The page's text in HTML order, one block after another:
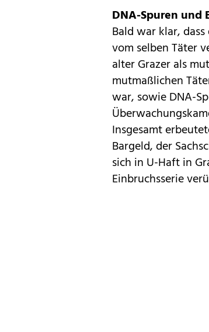
DNA-Spuren und
Bald war klar,
vom selben Täter
alter Grazer als
mutmaßlichen
war, sowie DNA-
Insgesamt
Bargeld, der
sich in U-Haft in
Einbruchsserie